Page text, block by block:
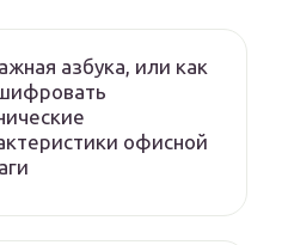
азбука, или как
офисной